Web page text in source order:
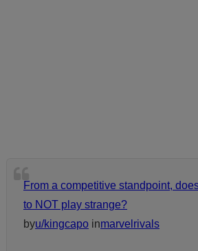
From a competitive standpoint,
to NOT play strange?
byu/kingcapo inmarvelrivals